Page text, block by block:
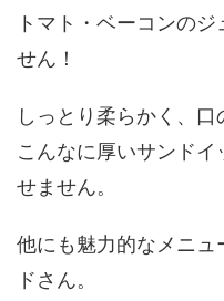
トマト・ベーコンの
せん！
しっとり柔らかく、
こんなに厚いサンド
せません。
他にも魅力的なメニ
ドさん。